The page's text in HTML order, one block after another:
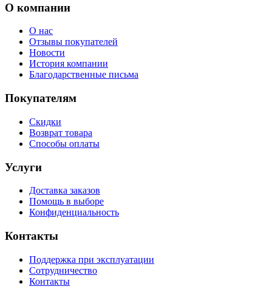
О компании
О нас
Отзывы покупателей
Новости
История компании
Благодарственные письма
Покупателям
Скидки
Возврат товара
Способы оплаты
Услуги
Доставка заказов
Помощь в выборе
Конфиденциальность
Контакты
Поддержка при эксплуатации
Сотрудничество
Контакты